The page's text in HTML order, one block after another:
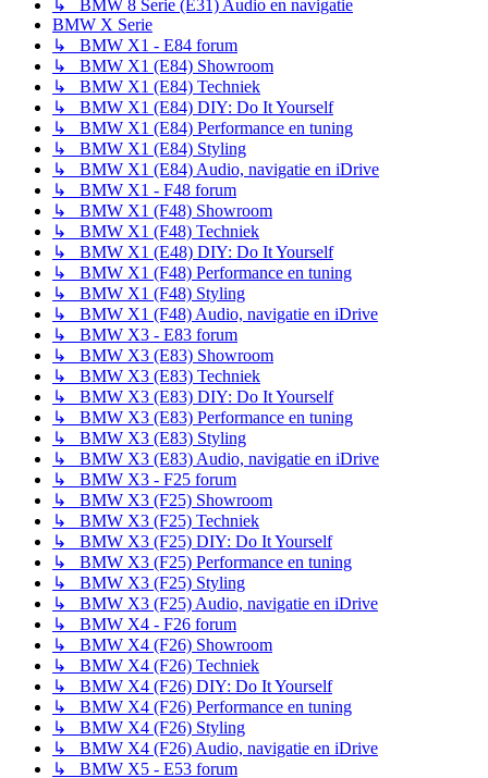
↳ BMW 8 Serie (E31) Audio en navigatie
BMW X Serie
↳ BMW X1 - E84 forum
↳ BMW X1 (E84) Showroom
↳ BMW X1 (E84) Techniek
↳ BMW X1 (E84) DIY: Do It Yourself
↳ BMW X1 (E84) Performance en tuning
↳ BMW X1 (E84) Styling
↳ BMW X1 (E84) Audio, navigatie en iDrive
↳ BMW X1 - F48 forum
↳ BMW X1 (F48) Showroom
↳ BMW X1 (F48) Techniek
↳ BMW X1 (E48) DIY: Do It Yourself
↳ BMW X1 (F48) Performance en tuning
↳ BMW X1 (F48) Styling
↳ BMW X1 (F48) Audio, navigatie en iDrive
↳ BMW X3 - E83 forum
↳ BMW X3 (E83) Showroom
↳ BMW X3 (E83) Techniek
↳ BMW X3 (E83) DIY: Do It Yourself
↳ BMW X3 (E83) Performance en tuning
↳ BMW X3 (E83) Styling
↳ BMW X3 (E83) Audio, navigatie en iDrive
↳ BMW X3 - F25 forum
↳ BMW X3 (F25) Showroom
↳ BMW X3 (F25) Techniek
↳ BMW X3 (F25) DIY: Do It Yourself
↳ BMW X3 (F25) Performance en tuning
↳ BMW X3 (F25) Styling
↳ BMW X3 (F25) Audio, navigatie en iDrive
↳ BMW X4 - F26 forum
↳ BMW X4 (F26) Showroom
↳ BMW X4 (F26) Techniek
↳ BMW X4 (F26) DIY: Do It Yourself
↳ BMW X4 (F26) Performance en tuning
↳ BMW X4 (F26) Styling
↳ BMW X4 (F26) Audio, navigatie en iDrive
↳ BMW X5 - E53 forum